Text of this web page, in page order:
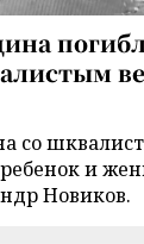
со
и
Новиков.